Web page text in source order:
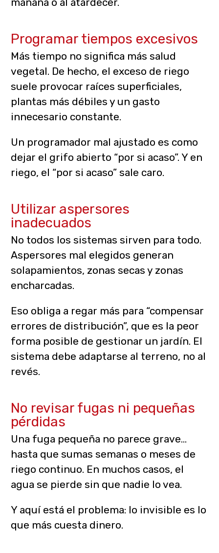
Programar tiempos excesivos
Más tiempo no significa más salud
vegetal. De hecho, el exceso de riego
suele provocar raíces superficiales,
plantas más débiles y un gasto
innecesario constante.
Un programador mal ajustado es como
dejar el grifo abierto “por si acaso”. Y en
riego, el “por si acaso” sale caro.
Utilizar aspersores
inadecuados
No todos los sistemas sirven para todo.
Aspersores mal elegidos generan
solapamientos, zonas secas y zonas
encharcadas.
Eso obliga a regar más para “compensar
errores de distribución”, que es la peor
forma posible de gestionar un jardín. El
sistema debe adaptarse al terreno, no al
revés.
No revisar fugas ni pequeñas
pérdidas
Una fuga pequeña no parece grave…
hasta que sumas semanas o meses de
riego continuo. En muchos casos, el
agua se pierde sin que nadie lo vea.
Y aquí está el problema: lo invisible es lo
que más cuesta dinero.